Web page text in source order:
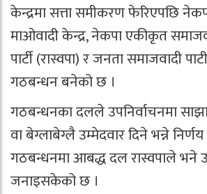
केन्द्रमा सत्ता समीकरण फेरिएपछि
माओवादी केन्द्र, नेकपा एकीकृत
पार्टी (रास्वपा) र जनता समाजवादी
गठबन्धन बनेको छ ।
गठबन्धनका दलले उपनिर्वाचनमा
वा बेग्लाबेग्लै उम्मेदवार दिने भन्ने
गठबन्धनमा आबद्ध दल रास्वपाले भने
जनाइसकेको छ ।